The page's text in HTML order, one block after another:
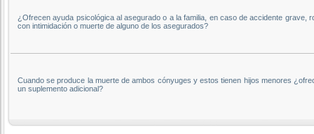
¿Ofrecen ayuda psicológica al asegurado o a la familia, en caso de accidente grave,
con intimidación o muerte de alguno de los asegurados?
Cuando se produce la muerte de ambos cónyuges y estos tienen hijos menores
un suplemento adicional?